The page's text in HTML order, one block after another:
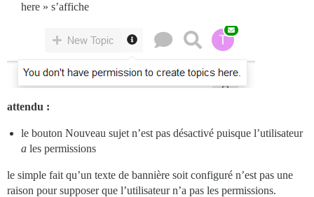
here » s’affiche
attendu :
le bouton Nouveau sujet n’est pas désactivé puisque l’utilisateur
a les permissions
le simple fait qu’un texte de bannière soit configuré n’est pas une
raison pour supposer que l’utilisateur n’a pas les permissions.